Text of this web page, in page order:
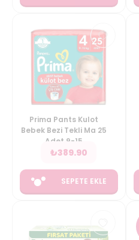
Prima Pants Kulot
Bebek Bezi Tekli Ma 25
Adet 9-15
₺389.90
SEPETE EKLE